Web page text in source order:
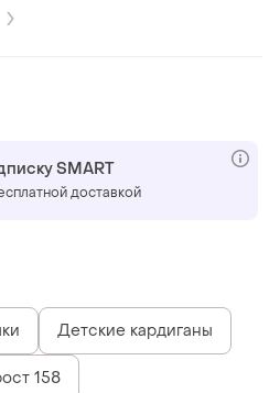
SMART
доставкой
Детские кардиганы
158